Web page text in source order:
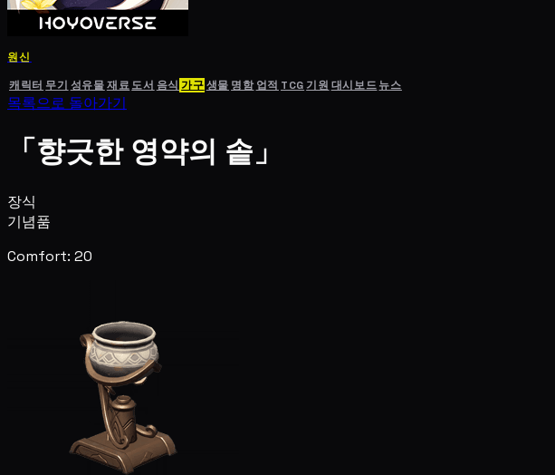
원신
캐릭터 무기 성유물재료도서 음식 가구생물 명함 업적 TCG기원 대시보드뉴스
목록으로 돌아가기
「향긋한 영약의 솥」
장식
기념품
Comfort: 20